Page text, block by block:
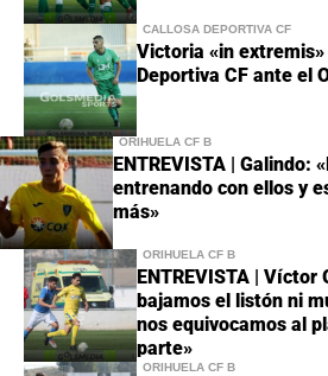
CALLOSA DEPORTIVA CF
Victoria «in extremis»
Deportiva CF ante el
ORIHUELA CF B
ENTREVISTA | Galindo:
entrenando con ellos y
más»
ORIHUELA CF B
ENTREVISTA | Víctor
bajamos el listón ni
nos equivocamos al
parte»
ORIHUELA CF B